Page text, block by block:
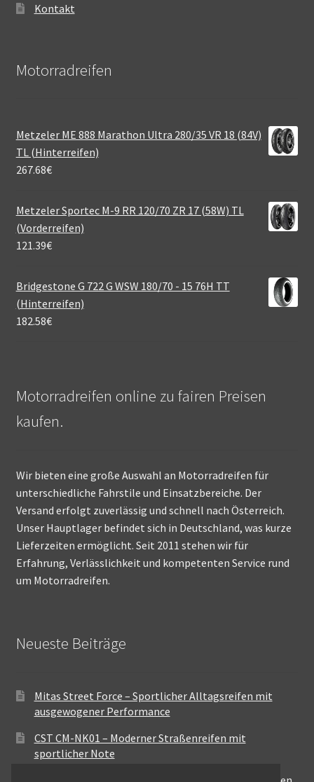
Kontakt
Motorradreifen
Metzeler ME 888 Marathon Ultra 280/35 VR 18 (84V)
TL (Hinterreifen)
267.68€
Metzeler Sportec M-9 RR 120/70 ZR 17 (58W) TL
(Vorderreifen)
121.39€
Bridgestone G 722 G WSW 180/70 - 15 76H TT
(Hinterreifen)
182.58€
Motorradreifen online zu fairen Preisen
kaufen.
Wir bieten eine große Auswahl an Motorradreifen für
unterschiedliche Fahrstile und Einsatzbereiche. Der
Versand erfolgt zuverlässig und schnell nach Österreich.
Unser Hauptlager befindet sich in Deutschland, was kurze
Lieferzeiten ermöglicht. Seit 2011 stehen wir für
Erfahrung, Verlässlichkeit und kompetenten Service rund
um Motorradreifen.
Neueste Beiträge
Mitas Street Force – Sportlicher Alltagsreifen mit
ausgewogener Performance
CST CM-NK01 – Moderner Straßenreifen mit
sportlicher Note